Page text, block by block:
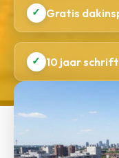
✓ Gratis
✓ 10 jaar